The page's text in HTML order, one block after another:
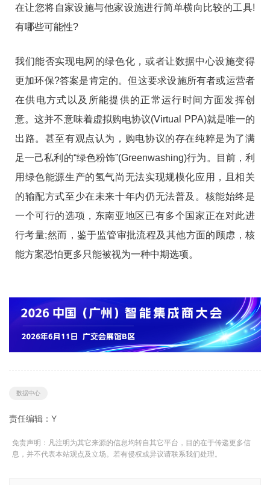
在让您将自家设施与他家设施进行简单横向比较的工具!
有哪些可能性?
我们能否实现电网的绿色化，或者让数据中心设施变得
更加环保?答案是肯定的。但这要求设施所有者或运营者
在供电方式以及所能提供的正常运行时间方面发挥创
意。这并不意味着虚拟购电协议(Virtual PPA)就是唯一的
出路。甚至有观点认为，购电协议的存在纯粹是为了满
足一己私利的“绿色粉饰”(Greenwashing)行为。目前，利
用绿色能源生产的氢气尚无法实现规模化应用，且相关
的输配方式至少在未来十年内仍无法普及。核能始终是
一个可行的选项，东南亚地区已有多个国家正在对此进
行考量;然而，鉴于监管审批流程及其他方面的顾虑，核
能方案恐怕更多只能被视为一种中期选项。
数据中心
责任编辑：Y
免责声明：凡注明为其它来源的信息均转自其它平台，目的在于传递更多信
息，并不代表本站观点及立场。若有侵权或异议请联系我们处理。